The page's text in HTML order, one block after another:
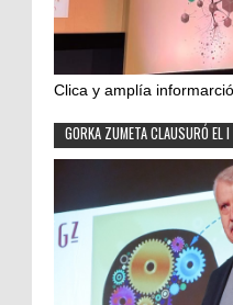
Clica y amplía
GORKA ZUMETA CLAUSURÓ EL